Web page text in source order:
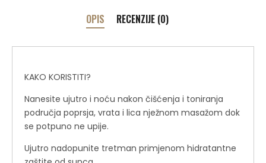
OPIS RECENZIJE (0)
KAKO KORISTITI?
Nanesite ujutro i noću nakon čišćenja i toniranja
područja poprsja, vrata i lica nježnom masažom dok
se potpuno ne upije.
Ujutro nadopunite tretman primjenom hidratantne